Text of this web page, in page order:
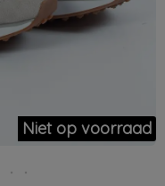
Niet op voorraad